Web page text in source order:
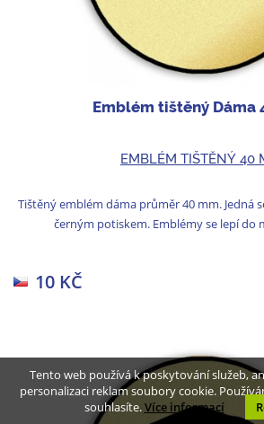
Emblém tištěný Dáma
EMBLÉM TIŠTĚNÝ 40
Tištěný emblém dáma průměr 40 mm. Jedná
černým potiskem. Emblémy se lepí do
10 KČ
Tento web používá k poskytování služeb,
personalizaci reklam soubory cookie.
souhlasíte.Více informací